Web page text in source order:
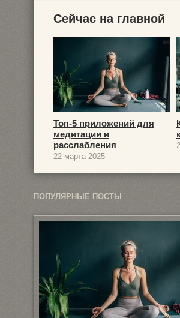
Сейчас на главной
Топ-5 приложений для
медитации и
расслабления
22 марта 2025
ПОПУЛЯРНЫЕ ПОСТЫ